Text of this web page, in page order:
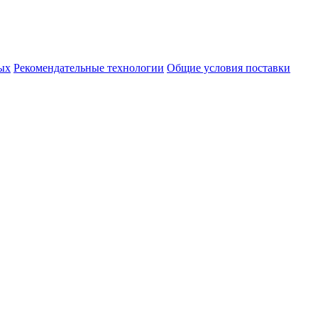
Рекомендательные технологии Общие условия поставки